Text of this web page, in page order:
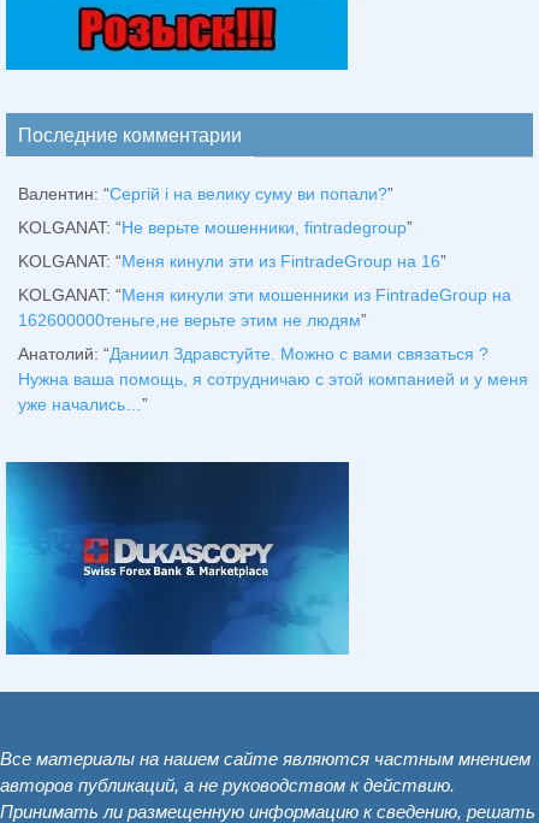
Последние комментарии
Валентин: “Сергій і на велику суму ви попали?”
KOLGANAT: “Не верьте мошенники, fintradegroup”
KOLGANAT: “Меня кинули эти из FintradeGroup на 16”
KOLGANAT: “Меня кинули эти мошенники из FintradeGroup на
162600000теньге,не верьте этим не людям”
Анатолий: “Даниил Здравстуйте. Можно с вами связаться ?
Нужна ваша помощь, я сотрудничаю с этой компанией и у меня
уже начались… ”
Все материалы на нашем сайте являются частным мнением
авторов публикаций, а не руководством к действию.
Принимать ли размещенную информацию к сведению, решать